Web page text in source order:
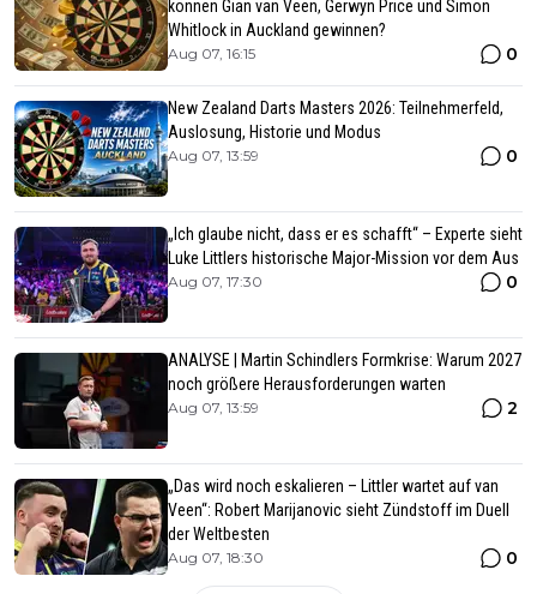
können Gian van Veen, Gerwyn Price und Simon
Whitlock in Auckland gewinnen?
Aug 07, 16:15 0
New Zealand Darts Masters 2026: Teilnehmerfeld,
Auslosung, Historie und Modus
Aug 07, 13:59 0
„Ich glaube nicht, dass er es schafft“ – Experte sieht
Luke Littlers historische Major-Mission vor dem Aus
Aug 07, 17:30 0
ANALYSE | Martin Schindlers Formkrise: Warum 2027
noch größere Herausforderungen warten
Aug 07, 13:59 2
„Das wird noch eskalieren – Littler wartet auf van
Veen“: Robert Marijanovic sieht Zündstoff im Duell
der Weltbesten
Aug 07, 18:30 0